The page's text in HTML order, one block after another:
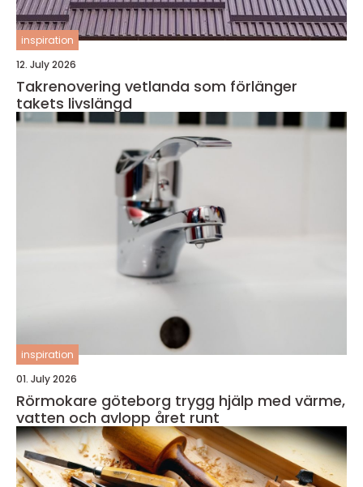
inspiration
12. July 2026
Takrenovering vetlanda som förlänger
takets livslängd
inspiration
01. July 2026
Rörmokare göteborg trygg hjälp med värme,
vatten och avlopp året runt